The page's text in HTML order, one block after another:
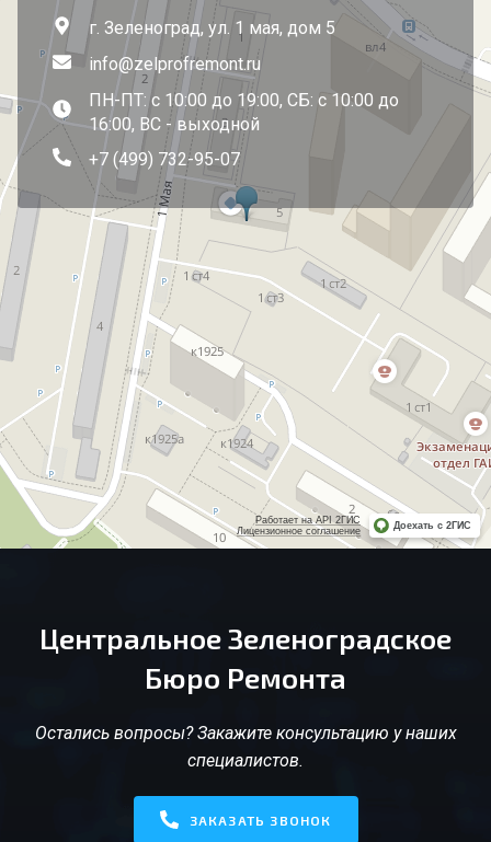
Работает на API 2ГИС
Лицензионное соглашение
Доехать с 2ГИС
г. Зеленоград, ул. 1 мая, дом 5
info@zelprofremont.ru
ПН-ПТ: с 10:00 до 19:00, СБ: с 10:00 до
16:00, ВС - выходной
+7 (499) 732-95-07
Центральное Зеленоградское
Бюро Ремонта
Остались вопросы? Закажите консультацию у наших
специалистов.
ЗАКАЗАТЬ ЗВОНОК